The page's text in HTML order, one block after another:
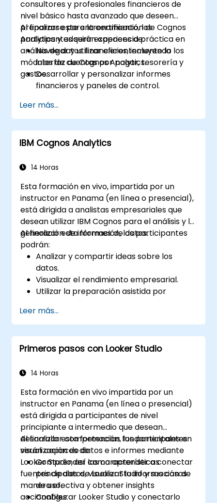
consultores y profesionales financieros de
nivel básico hasta avanzado que deseen
prepararse para la certificación de Cognos
Analytics y adquirir experiencia práctica en
análisis de datos financieros, incluyendo los
módulos de cuentas por pagar, tesorería y
gastos.
Al finalizar este entrenamiento, los
participantes serán capaces de:
Navegar y utilizar eficientemente la
interfaz de Cognos Analytics.
Desarrollar y personalizar informes
financieros y paneles de control.
consultas.
Prepararse para el examen de
certificación de Cognos Analytics.
Leer más...
IBM Cognos Analytics
14 Horas
Esta formación en vivo, impartida por un
instructor en Panama (en línea o presencial),
está dirigida a analistas empresariales que
desean utilizar IBM Cognos para el análisis y la
generación de informes de datos.
Al finalizar esta formación, los participantes
podrán:
Analizar y compartir ideas sobre los
datos.
Visualizar el rendimiento empresarial.
Utilizar la preparación asistida por
combinar fuentes de datos.
Descubrir patrones ocultos en los datos
mediante las funciones de IA integradas
de IBM Cognos Analytics.
Leer más...
Primeros pasos con Looker Studio
14 Horas
Esta formación en vivo impartida por un
instructor en Panama (en línea o presencial)
está dirigida a participantes de nivel
principiante a intermedio que desean
desarrollar competencias fundamentales en
visualización de datos e informes mediante
Looker Studio, así como aprender a conectar
fuentes de datos, visualizar la información de
manera efectiva y obtener insights
accionables.
Al finalizar esta formación, los participantes
serán capaces de:
Comprender las características
principales de Looker Studio y sus casos
de uso.
Configurar Looker Studio y conectarlo